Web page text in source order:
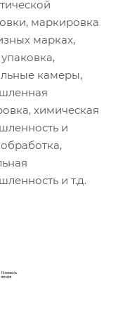
маркировка
марках,
камеры,
химическая
и
и т.д.